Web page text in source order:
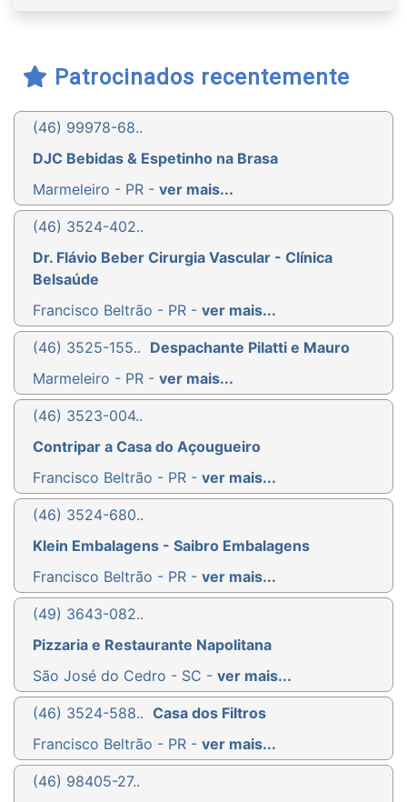
Patrocinados recentemente
(46) 99978-68..
DJC Bebidas & Espetinho na Brasa
Marmeleiro - PR - ver mais...
(46) 3524-402..
Dr. Flávio Beber Cirurgia Vascular - Clínica
Belsaúde
Francisco Beltrão - PR - ver mais...
(46) 3525-155.. Despachante Pilatti e Mauro
Marmeleiro - PR - ver mais...
(46) 3523-004..
Contripar a Casa do Açougueiro
Francisco Beltrão - PR - ver mais...
(46) 3524-680..
Klein Embalagens - Saibro Embalagens
Francisco Beltrão - PR - ver mais...
(49) 3643-082..
Pizzaria e Restaurante Napolitana
São José do Cedro - SC - ver mais...
(46) 3524-588.. Casa dos Filtros
Francisco Beltrão - PR - ver mais...
(46) 98405-27..